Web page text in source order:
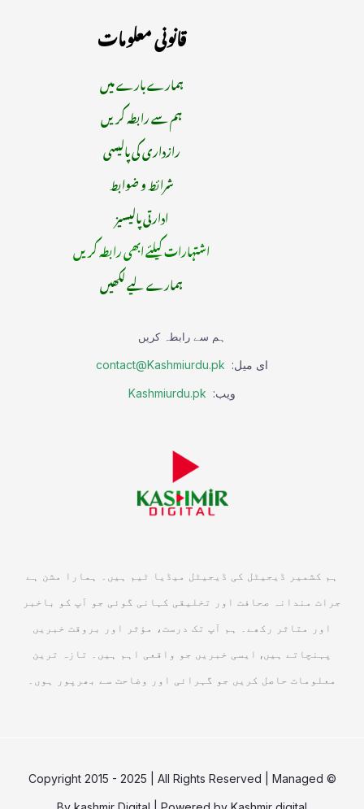
قانونی معلومات
ہمارے بارے میں
ہم سے رابطہ کریں
رازداری کی پالیسی
شرائط و ضوابط
ادارتی پالیسیز
اشتہارات کیلئے ابھی رابطہ کریں
ہمارے لیے لکھیں
ہم سے رابطہ کریں
ای میل: contact@Kashmiurdu.pk
ویب: Kashmiurdu.pk
ہم کشمیر ڈیجیٹل کی ڈیجیٹل میڈیا ٹیم ہیں۔ ہمارا مشن ہے
جرات مندانہ صحافت اور تخلیقی کہانی گوئی جو آپ کو باخبر
اور متاثر رکھے۔ ہم آپ تک درست، مؤثر اور بروقت خبریں
پہنچاتے ہیں, ایسی خبریں جو واقعی اہم ہیں۔ تازہ ترین
معلومات حاصل کریں جو گہرائی اور وضاحت سے بھرپور ہوں۔
© Copyright 2015 - 2025 | All Rights Reserved | Managed